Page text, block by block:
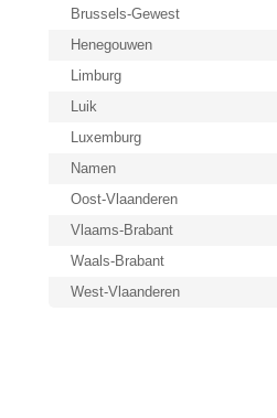
Brussels-Gewest
Henegouwen
Limburg
Luik
Luxemburg
Namen
Oost-Vlaanderen
Vlaams-Brabant
Waals-Brabant
West-Vlaanderen